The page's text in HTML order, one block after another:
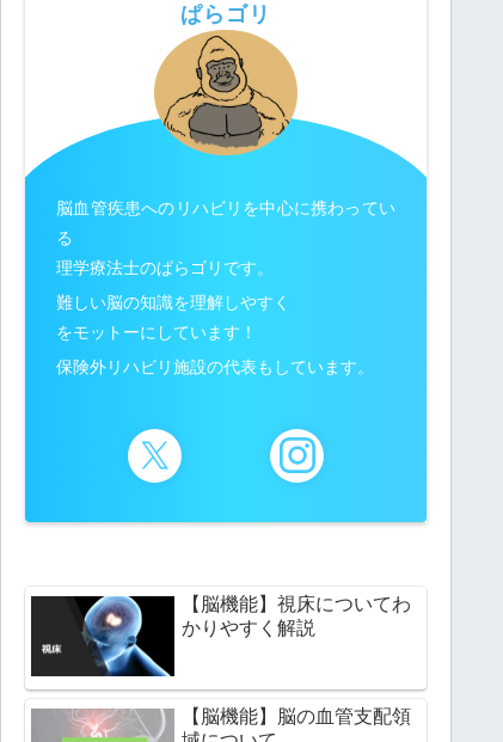
ぱらゴリ
脳血管疾患へのリハビリを中心に携わってい
る
理学療法士のぱらゴリです。
難しい脳の知識を理解しやすく
をモットーにしています！
保険外リハビリ施設の代表もしています。
【脳機能】視床についてわ
かりやすく解説
【脳機能】脳の血管支配領